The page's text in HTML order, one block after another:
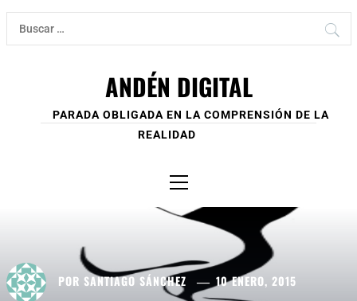
Ir
contenido
Buscar:
ANDÉN DIGITAL
PARADA OBLIGADA EN LA COMPRENSIÓN DE LA
REALIDAD
principal
POR SANTIAGO SÁNCHEZ
10 ENERO, 2015